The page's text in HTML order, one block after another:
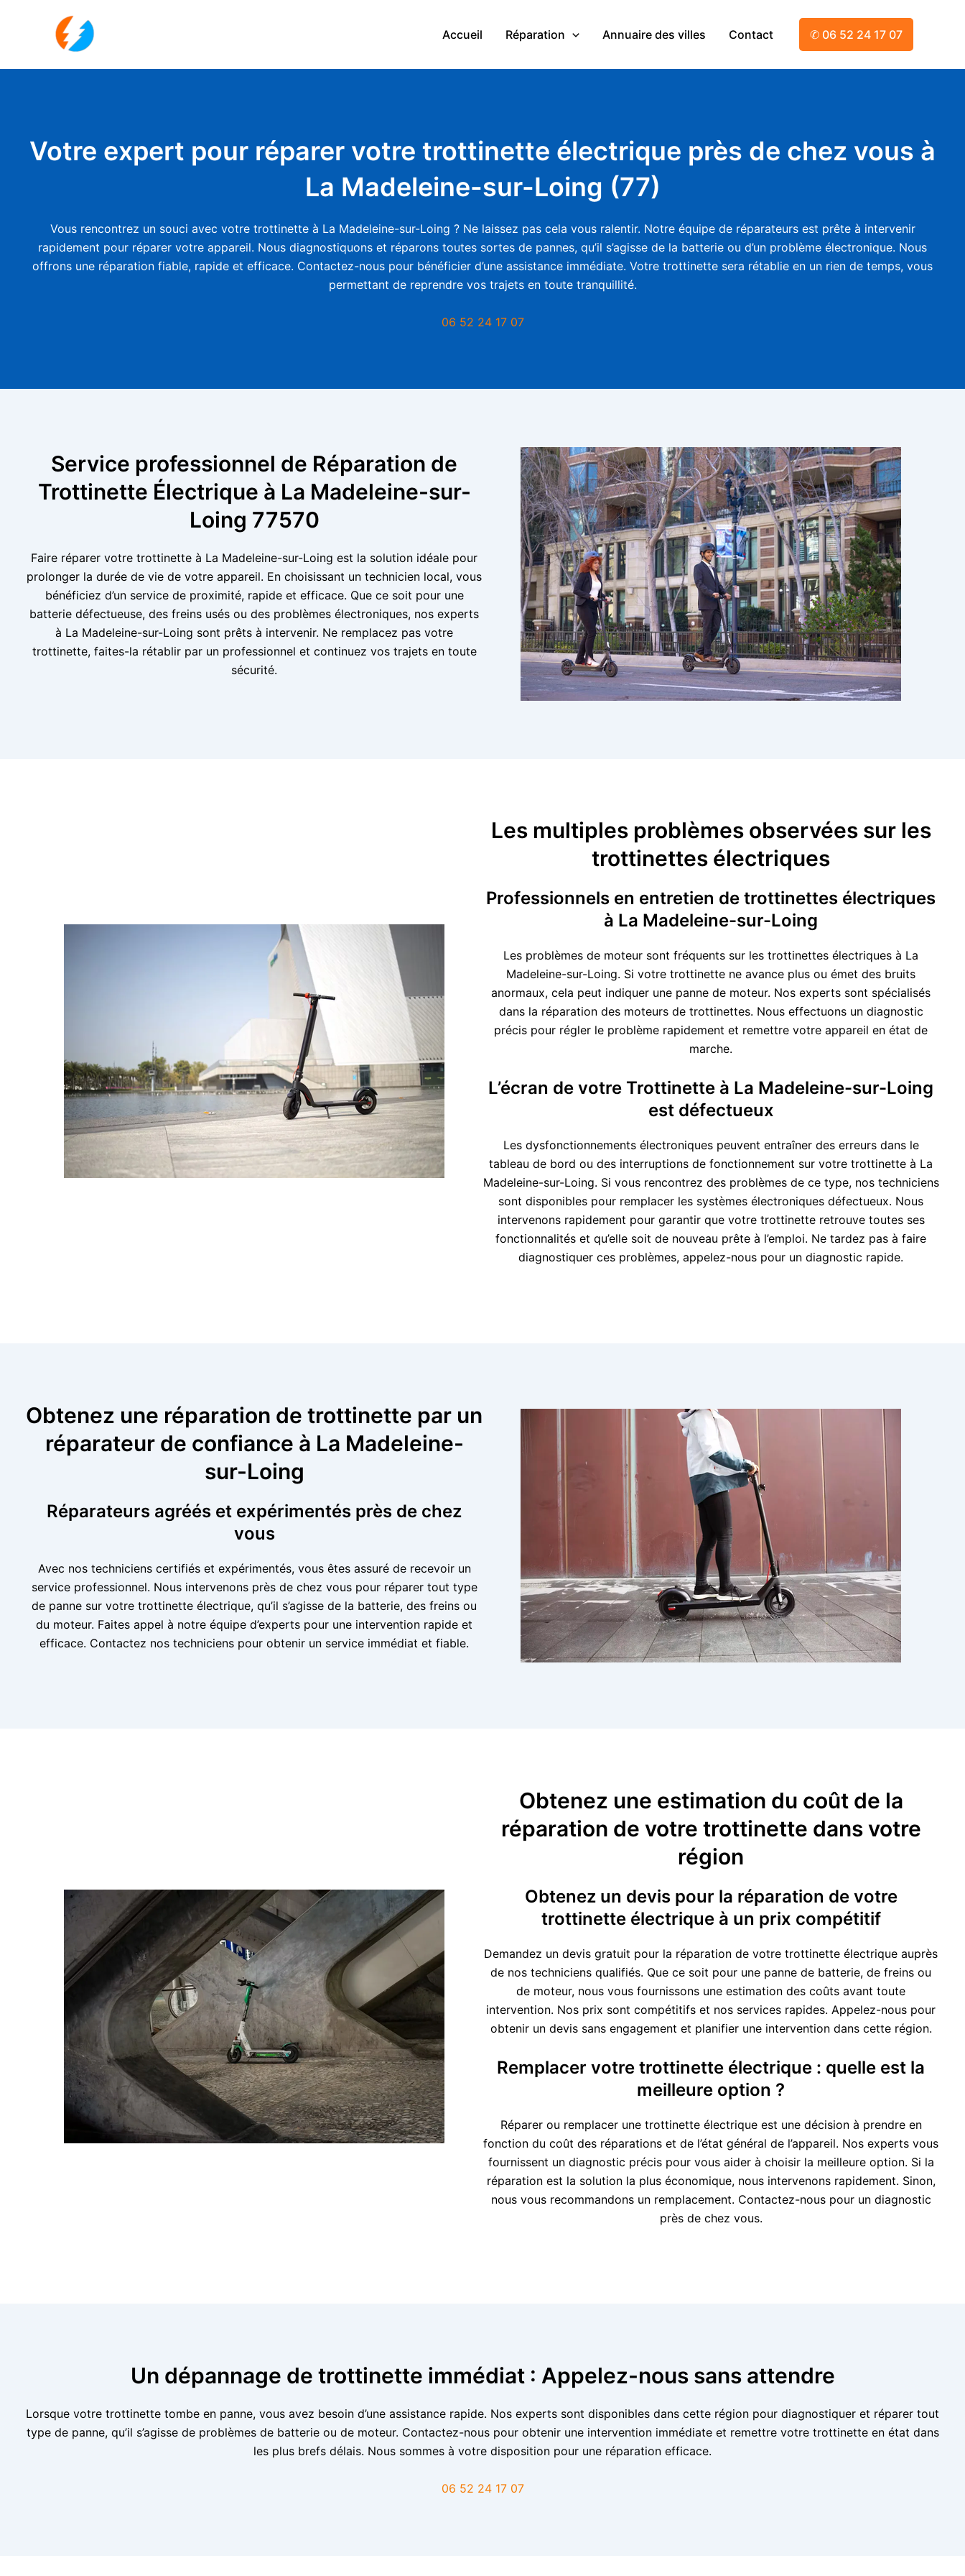
Accueil Réparation Annuaire des villes Contact ✆ 06 52 24 17 07
Votre expert pour réparer votre trottinette électrique près de chez vous à
La Madeleine-sur-Loing (77)
Vous rencontrez un souci avec votre trottinette à La Madeleine-sur-Loing ? Ne laissez pas cela vous ralentir. Notre équipe de réparateurs est prête à intervenir
rapidement pour réparer votre appareil. Nous diagnostiquons et réparons toutes sortes de pannes, qu’il s’agisse de la batterie ou d’un problème électronique. Nous
offrons une réparation fiable, rapide et efficace. Contactez-nous pour bénéficier d’une assistance immédiate. Votre trottinette sera rétablie en un rien de temps, vous
permettant de reprendre vos trajets en toute tranquillité.
06 52 24 17 07
Service professionnel de Réparation de
Trottinette Électrique à La Madeleine-sur-
Loing 77570
Faire réparer votre trottinette à La Madeleine-sur-Loing est la solution idéale pour
prolonger la durée de vie de votre appareil. En choisissant un technicien local, vous
bénéficiez d’un service de proximité, rapide et efficace. Que ce soit pour une
batterie défectueuse, des freins usés ou des problèmes électroniques, nos experts
à La Madeleine-sur-Loing sont prêts à intervenir. Ne remplacez pas votre
trottinette, faites-la rétablir par un professionnel et continuez vos trajets en toute
sécurité.
Les multiples problèmes observées sur les
trottinettes électriques
Professionnels en entretien de trottinettes électriques
à La Madeleine-sur-Loing
Les problèmes de moteur sont fréquents sur les trottinettes électriques à La
Madeleine-sur-Loing. Si votre trottinette ne avance plus ou émet des bruits
anormaux, cela peut indiquer une panne de moteur. Nos experts sont spécialisés
dans la réparation des moteurs de trottinettes. Nous effectuons un diagnostic
précis pour régler le problème rapidement et remettre votre appareil en état de
marche.
L’écran de votre Trottinette à La Madeleine-sur-Loing
est défectueux
Les dysfonctionnements électroniques peuvent entraîner des erreurs dans le
tableau de bord ou des interruptions de fonctionnement sur votre trottinette à La
Madeleine-sur-Loing. Si vous rencontrez des problèmes de ce type, nos techniciens
sont disponibles pour remplacer les systèmes électroniques défectueux. Nous
intervenons rapidement pour garantir que votre trottinette retrouve toutes ses
fonctionnalités et qu’elle soit de nouveau prête à l’emploi. Ne tardez pas à faire
diagnostiquer ces problèmes, appelez-nous pour un diagnostic rapide.
Obtenez une réparation de trottinette par un
réparateur de confiance à La Madeleine-
sur-Loing
Réparateurs agréés et expérimentés près de chez
vous
Avec nos techniciens certifiés et expérimentés, vous êtes assuré de recevoir un
service professionnel. Nous intervenons près de chez vous pour réparer tout type
de panne sur votre trottinette électrique, qu’il s’agisse de la batterie, des freins ou
du moteur. Faites appel à notre équipe d’experts pour une intervention rapide et
efficace. Contactez nos techniciens pour obtenir un service immédiat et fiable.
Obtenez une estimation du coût de la
réparation de votre trottinette dans votre
région
Obtenez un devis pour la réparation de votre
trottinette électrique à un prix compétitif
Demandez un devis gratuit pour la réparation de votre trottinette électrique auprès
de nos techniciens qualifiés. Que ce soit pour une panne de batterie, de freins ou
de moteur, nous vous fournissons une estimation des coûts avant toute
intervention. Nos prix sont compétitifs et nos services rapides. Appelez-nous pour
obtenir un devis sans engagement et planifier une intervention dans cette région.
Remplacer votre trottinette électrique : quelle est la
meilleure option ?
Réparer ou remplacer une trottinette électrique est une décision à prendre en
fonction du coût des réparations et de l’état général de l’appareil. Nos experts vous
fournissent un diagnostic précis pour vous aider à choisir la meilleure option. Si la
réparation est la solution la plus économique, nous intervenons rapidement. Sinon,
nous vous recommandons un remplacement. Contactez-nous pour un diagnostic
près de chez vous.
Un dépannage de trottinette immédiat : Appelez-nous sans attendre
Lorsque votre trottinette tombe en panne, vous avez besoin d’une assistance rapide. Nos experts sont disponibles dans cette région pour diagnostiquer et réparer tout
type de panne, qu’il s’agisse de problèmes de batterie ou de moteur. Contactez-nous pour obtenir une intervention immédiate et remettre votre trottinette en état dans
les plus brefs délais. Nous sommes à votre disposition pour une réparation efficace.
06 52 24 17 07